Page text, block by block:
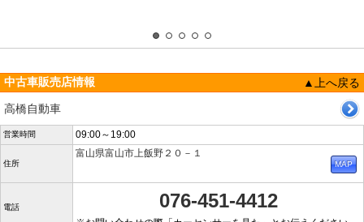
中古車販売店情報
▲上へ戻る
高橋自動車
営業時間 09:00～19:00
住所
富山県富山市上飯野２０－１
電話 076-451-4412